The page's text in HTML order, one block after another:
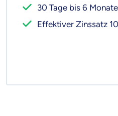
30 Tage bis 6
Effektiver Zinssatz